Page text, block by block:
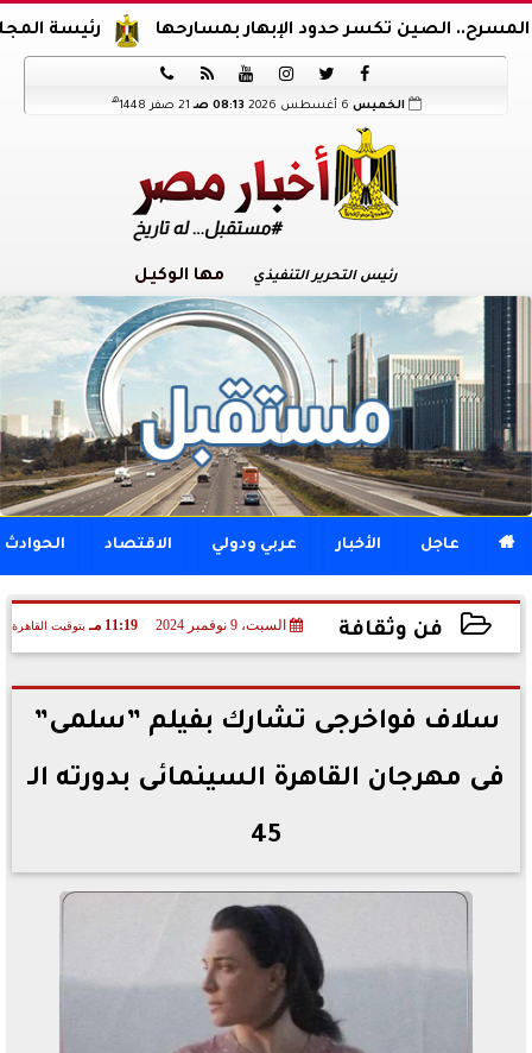
رئيسة المجلس تكسر حدود الإبهار بمسارحها






الخميس 08:13 صـ 21 صفر 1448 هـ
رئيس التحرير التنفيذي مها الوكيل
 عاجل الأخبار عربي ودولي الاقتصاد الحوادث
فن وثقافة السبت، 9 نوفمبر 2024 11:19 مـ بتوقيت القاهرة
2024-11-09 23:19:43
سلاف فواخرجى تشارك بفيلم ”سلمى”
فى مهرجان القاهرة السينمائى بدورته الـ
45